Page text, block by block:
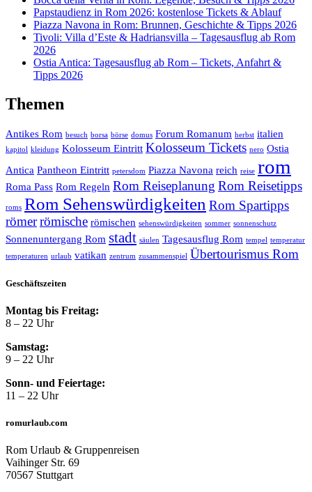
Papstaudienz in Rom 2026: kostenlose Tickets & Ablauf
Piazza Navona in Rom: Brunnen, Geschichte & Tipps 2026
Tivoli: Villa d’Este & Hadriansvilla – Tagesausflug ab Rom
2026
Ostia Antica: Tagesausflug ab Rom – Tickets, Anfahrt &
Tipps 2026
Themen
Antikes Rom besuch borsa börse domus Forum Romanum herbst italien
kapitol kleidung Kolosseum Eintritt Kolosseum Tickets nero Ostia
Antica Pantheon Eintritt petersdom Piazza Navona reich reise rom
Roma Pass Rom Regeln Rom Reiseplanung Rom Reisetipps
roms Rom Sehenswürdigkeiten Rom Spartipps
römerrömische römischen sehenswürdigkeiten sommer sonnenschutz
Sonnenuntergang Rom stadt säulen Tagesausflug Rom tempel temperatur
temperaturen urlaub vatikan zentrum zusammenspiel Übertourismus Rom
Geschäftszeiten
Montag bis Freitag:
8 – 22 Uhr
Samstag:
9 – 22 Uhr
Sonn- und Feiertage:
11 – 22 Uhr
romurlaub.com
Rom Urlaub & Gruppenreisen
Vaihinger Str. 69
70567 Stuttgart